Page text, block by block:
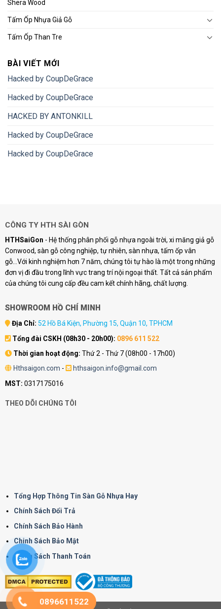
Shera Wood
Tấm Ốp Nhựa Giả Gỗ
Tấm Ốp Than Tre
BÀI VIẾT MỚI
Hacked by CoupDeGrace
Hacked by CoupDeGrace
HACKED BY ANTONKILL
Hacked by CoupDeGrace
Hacked by CoupDeGrace
CÔNG TY HTH SÀI GÒN
HTHSaiGon - Hệ thống phân phối gỗ nhựa ngoài trời, xi măng giả gỗ
Conwood, sàn gỗ công nghiệp, tự nhiên, sàn nhựa, tấm ốp vân
gỗ...Với kinh nghiệm hơn 7 năm, chúng tôi tự hào là một trong những
đơn vị đi đầu trong lĩnh vực trang trí nội ngoại thất. Tất cả sản phẩm
của chúng tôi cung cấp đều cam kết chính hãng, chất lượng.
SHOWROOM HỒ CHÍ MINH
Địa Chỉ: 52 Hồ Bá Kiện, Phường 15, Quận 10, TPHCM
Tổng đài CSKH (08h30 - 20h00): 0896 611 522
Thời gian hoạt động: Thứ 2 - Thứ 7 (08h00 - 17h00)
Hthsaigon.com -
hthsaigon.info@gmail.com
MST: 0317175016
THEO DÕI CHÚNG TÔI
Tổng Hợp Thông Tin Sàn Gỗ Nhựa Hay
Chính Sách Đổi Trả
Chính Sách Bảo Hành
Chinh Sách Bảo Mật
Chính Sách Thanh Toán
0896611522